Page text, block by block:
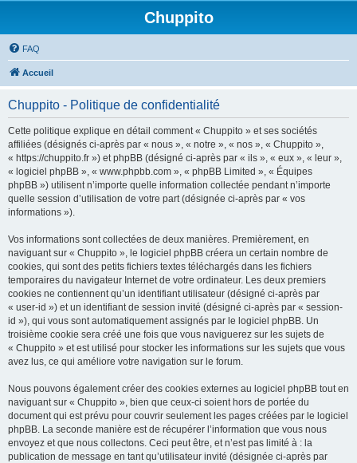
Chuppito
FAQ
Accueil
Chuppito - Politique de confidentialité
Cette politique explique en détail comment « Chuppito » et ses sociétés
affiliées (désignés ci-après par « nous », « notre », « nos », « Chuppito »,
« https://chuppito.fr ») et phpBB (désigné ci-après par « ils », « eux », « leur »,
« logiciel phpBB », « www.phpbb.com », « phpBB Limited », « Équipes
phpBB ») utilisent n’importe quelle information collectée pendant n’importe
quelle session d’utilisation de votre part (désignée ci-après par « vos
informations »).
Vos informations sont collectées de deux manières. Premièrement, en
naviguant sur « Chuppito », le logiciel phpBB créera un certain nombre de
cookies, qui sont des petits fichiers textes téléchargés dans les fichiers
temporaires du navigateur Internet de votre ordinateur. Les deux premiers
cookies ne contiennent qu’un identifiant utilisateur (désigné ci-après par
« user-id ») et un identifiant de session invité (désigné ci-après par « session-
id »), qui vous sont automatiquement assignés par le logiciel phpBB. Un
troisième cookie sera créé une fois que vous naviguerez sur les sujets de
« Chuppito » et est utilisé pour stocker les informations sur les sujets que vous
avez lus, ce qui améliore votre navigation sur le forum.
Nous pouvons également créer des cookies externes au logiciel phpBB tout en
naviguant sur « Chuppito », bien que ceux-ci soient hors de portée du
document qui est prévu pour couvrir seulement les pages créées par le logiciel
phpBB. La seconde manière est de récupérer l’information que vous nous
envoyez et que nous collectons. Ceci peut être, et n’est pas limité à : la
publication de message en tant qu’utilisateur invité (désignée ci-après par